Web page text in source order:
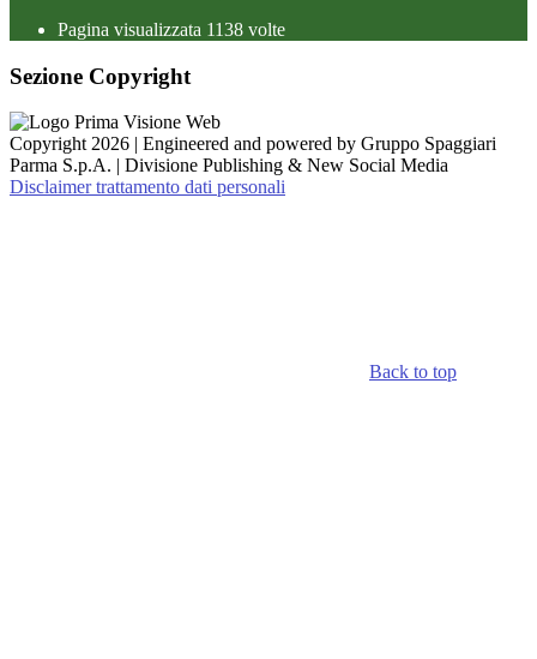
Pagina visualizzata 1138 volte
Sezione Copyright
Copyright 2026 | Engineered and powered by Gruppo Spaggiari
Parma S.p.A. | Divisione Publishing & New Social Media
Disclaimer trattamento dati personali
Back to top